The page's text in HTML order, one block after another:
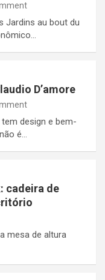
Jardins au bout du
D’amore
tem design e bem-
é…
cadeira de
mesa de altura